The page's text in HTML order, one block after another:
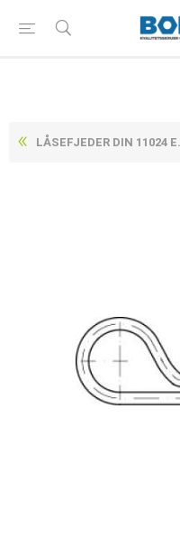
LÅSEFJEDER DIN 11024 ELFORZINKET STÅL, SINGLE TYPE 7 (25 STK)